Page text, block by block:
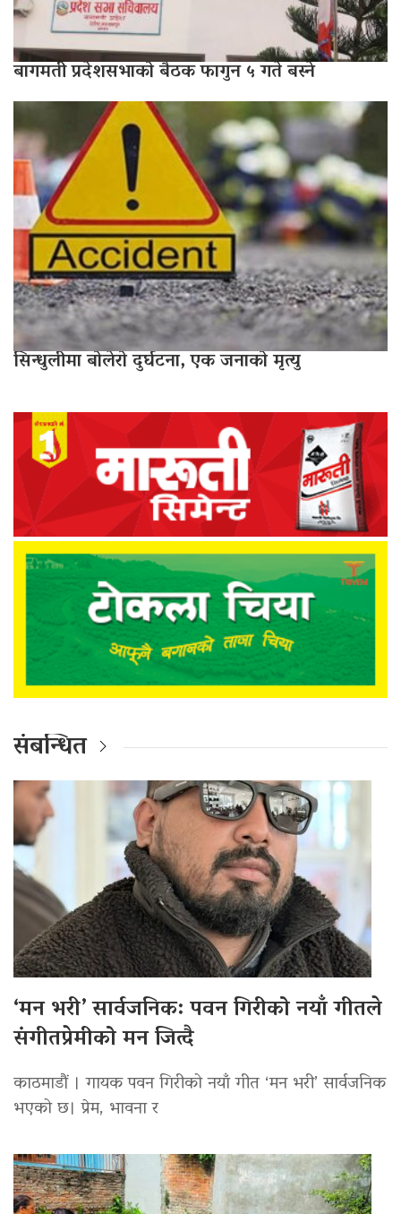
बागमती प्रदेशसभाको बैठक फागुन ५ गते बस्ने
सिन्धुलीमा बोलेरो दुर्घटना, एक जनाको मृत्यु
संबन्धित
‘मन भरी’ सार्वजनिक: पवन गिरीको नयाँ गीतले
संगीतप्रेमीको मन जित्दै
काठमाडौं । गायक पवन गिरीको नयाँ गीत ‘मन भरी’ सार्वजनिक
भएको छ। प्रेम, भावना र